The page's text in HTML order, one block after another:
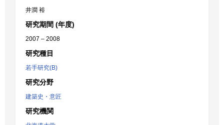
井澗 裕
研究期間 (年度)
2007 – 2008
研究種目
若手研究(B)
研究分野
建築史・意匠
研究機関